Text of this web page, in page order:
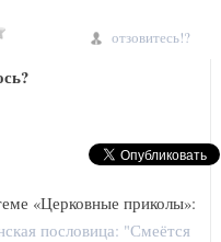
отзовитесь!?
«Церковные приколы»:
пословица: "Смеётся